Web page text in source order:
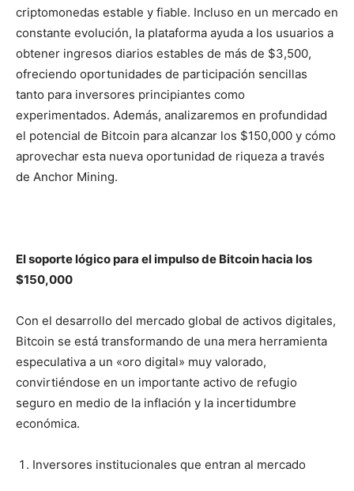
criptomonedas estable y fiable. Incluso en un mercado en
constante evolución, la plataforma ayuda a los usuarios a
obtener ingresos diarios estables de más de $3,500,
ofreciendo oportunidades de participación sencillas
tanto para inversores principiantes como
experimentados. Además, analizaremos en profundidad
el potencial de Bitcoin para alcanzar los $150,000 y cómo
aprovechar esta nueva oportunidad de riqueza a través
de Anchor Mining.
El soporte lógico para el impulso de Bitcoin hacia los
$150,000
Con el desarrollo del mercado global de activos digitales,
Bitcoin se está transformando de una mera herramienta
especulativa a un «oro digital» muy valorado,
convirtiéndose en un importante activo de refugio
seguro en medio de la inflación y la incertidumbre
económica.
Inversores institucionales que entran al mercado